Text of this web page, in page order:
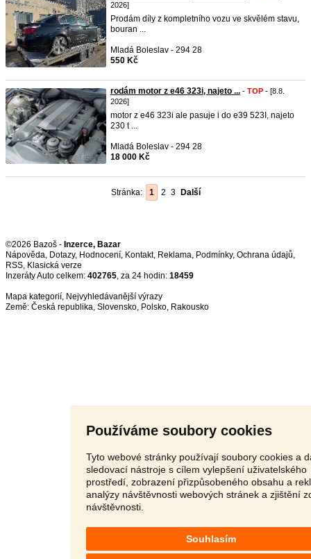
Používáme soubory cookies
Tyto webové stránky používají soubory cookies a
sledovací nástroje s cílem vylepšení uživatelského
prostředí, zobrazení přizpůsobeného obsahu a
analýzy návštěvnosti webových stránek a zjištění
návštěvnosti.
Souhlasím
2026]
Prodám díly z kompletního vozu ve skvělém stavu,
bouran ...
Mladá Boleslav - 294 28
550 Kč
rodám motor z e46 323i, najeto ... - TOP - [8.8.
2026]
motor z e46 323i ale pasuje i do e39 523I, najeto
230 t ...
Mladá Boleslav - 294 28
18 000 Kč
Stránka: 1 2 3 Další
©2026 Bazoš - Inzerce, Bazar
Nápověda, Dotazy, Hodnocení, Kontakt, Reklama, Podmínky, Ochrana údajů,
RSS,
Inzeráty Auto celkem: 402765, za 24 hodin: 18459
Mapa kategorií, Nejvyhledávanější výrazy
Země: Česká republika, Slovensko, Polsko, Rakousko